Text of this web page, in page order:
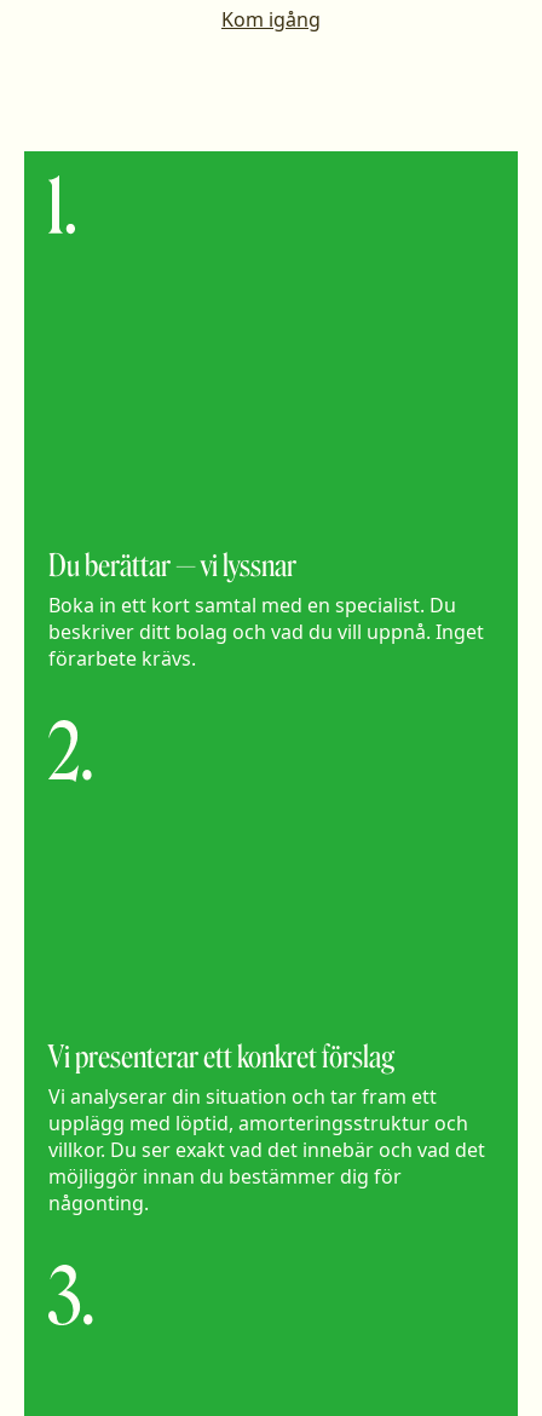
Kom igång
Du berättar — vi lyssnar
Boka in ett kort samtal med en specialist. Du
beskriver ditt bolag och vad du vill uppnå. Inget
förarbete krävs.
Vi presenterar ett konkret förslag
Vi analyserar din situation och tar fram ett
upplägg med löptid, amorteringsstruktur och
villkor. Du ser exakt vad det innebär och vad det
möjliggör innan du bestämmer dig för
någonting.